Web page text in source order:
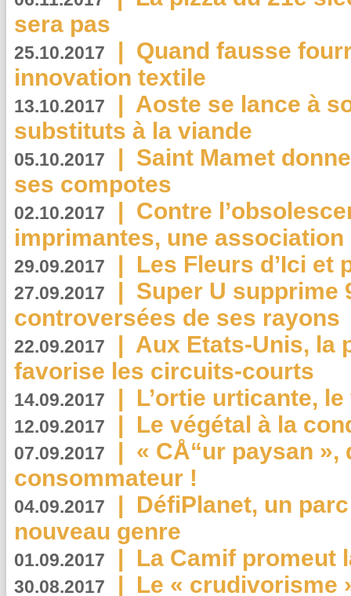
sera pas
25.10.2017 | Quand fausse
innovation textile
13.10.2017 | Aoste se lance à
substituts à la viande
05.10.2017 | Saint Mamet
ses compotes
02.10.2017 | Contre
imprimantes, une
29.09.2017 | Les Fleurs d’Ici et
27.09.2017 | Super U supprime
controversées de ses rayons
22.09.2017 | Aux Etats-Unis, la
favorise les circuits-courts
14.09.2017 | L’ortie urticante,
12.09.2017 | Le végétal à la
07.09.2017 | « CÅ“ur paysan
consommateur !
04.09.2017 | DéfiPlanet, un
nouveau genre
01.09.2017 | La Camif promeut
30.08.2017 | Le « crudivorisme